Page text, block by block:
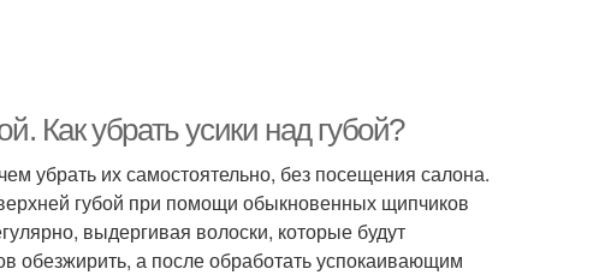
Как убрать усики над губой?
убрать их самостоятельно, без посещения салона.
губой при помощи обыкновенных щипчиков
выдергивая волоски, которые будут
обезжирить, а после обработать успокаивающим